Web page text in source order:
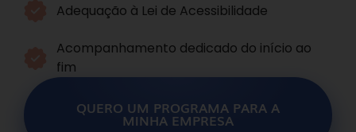
Adequação à Lei de Acessibilidade
Acompanhamento dedicado do início ao
fim
QUERO UM PROGRAMA PARA A
MINHA EMPRESA